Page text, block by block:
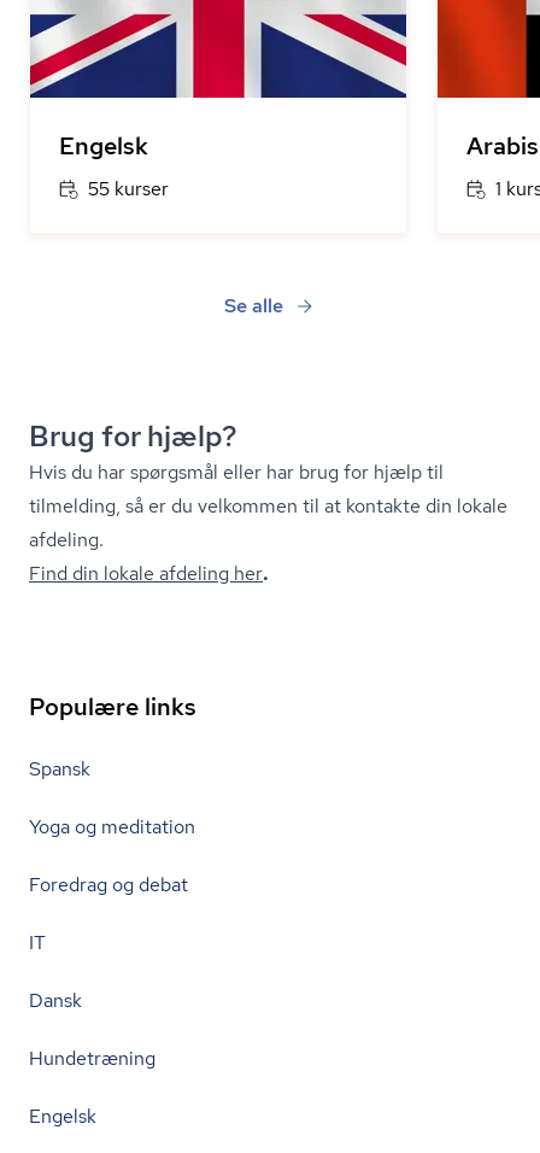
Engelsk
55 kurser 1
Se alle
Brug for hjælp?
Hvis du har spørgsmål eller har brug for hjælp til
tilmelding, så er du velkommen til at kontakte din lokale
afdeling.
Find din lokale afdeling her.
Populære links
Spansk
Yoga og meditation
Foredrag og debat
IT
Dansk
Hundetræning
Engelsk